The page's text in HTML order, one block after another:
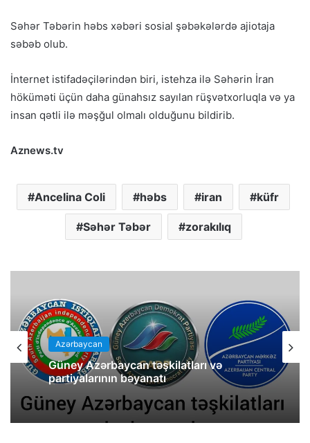
Səhər Təbərin həbs xəbəri sosial şəbəkələrdə ajiotaja
səbəb olub.
İnternet istifadəçilərindən biri, istehza ilə Səhərin İran
höküməti üçün daha günahsız sayılan rüşvətxorluqla və ya
insan qətli ilə məşğul olmalı olduğunu bildirib.
Aznews.tv
Ancelina Coli həbs iran küfr
Səhər Təbər zorakılıq
Azərbaycan
Güney Azərbaycan təşkilatları və
partiyalarının bəyanatı